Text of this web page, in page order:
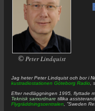
© Peter Lindquist
Jag heterPeter Lindquist och bor i
kustradiostationen Göteborg Radio ,
Efter nedläggningen 1995, flyttade
Teknisk samordnare tillika
Flygräddningscentralen , ”Sweden